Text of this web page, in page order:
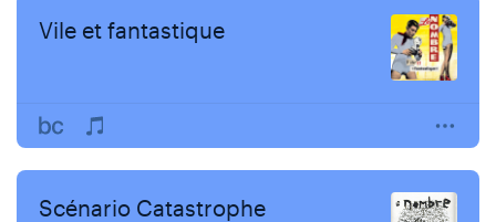
Vile et fantastique
Scénario Catastrophe